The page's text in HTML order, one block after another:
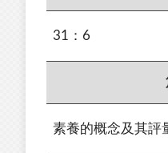
31：6
素養的概念及其評